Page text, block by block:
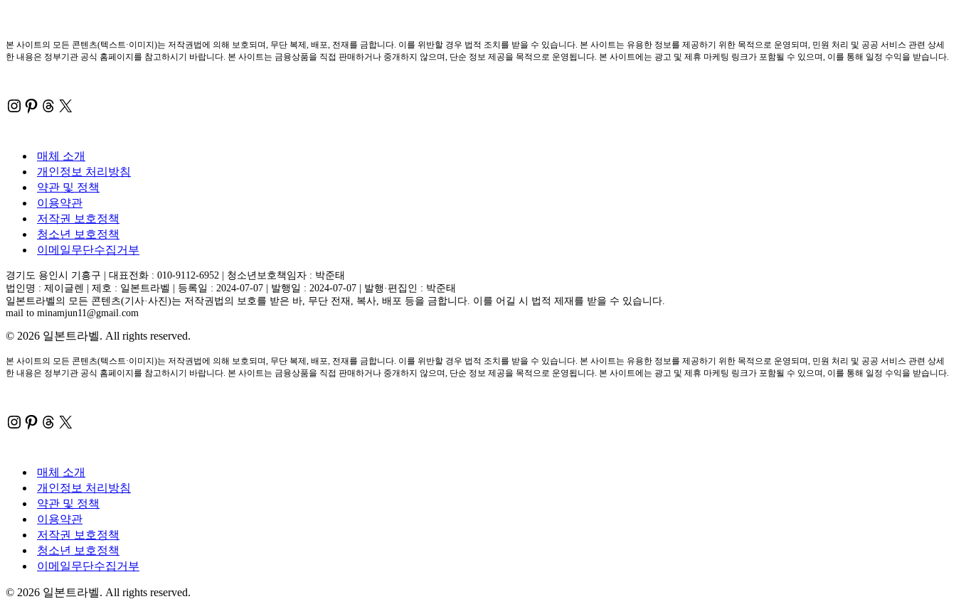
본 사이트의 모든 콘텐츠(텍스트·이미지)는 저작권법에 의해 보호되며, 무단 복제, 배포, 전재를 금합니다. 이를 위반할 경우 법적 조치를 받을 수 있습니다. 본 사이트는 유용한 정보를 제공하기 위한 목적으로 운영되며, 민원 처리 및 공공 서비스 관련 상세
한 내용은 정부기관 공식 홈페이지를 참고하시기 바랍니다. 본 사이트는 금융상품을 직접 판매하거나 중개하지 않으며, 단순 정보 제공을 목적으로 운영됩니다. 본 사이트에는 광고 및 제휴 마케팅 링크가 포함될 수 있으며, 이를 통해 일정 수익을 받습니다.
Instagram
Pinterest
Threads
X
매체 소개
개인정보 처리방침
약관 및 정책
이용약관
저작권 보호정책
청소년 보호정책
이메일무단수집거부
경기도 용인시 기흥구 | 대표전화 : 010-9112-6952 | 청소년보호책임자 : 박준태
법인명 : 제이글렌 | 제호 : 일본트라벨 | 등록일 : 2024-07-07 | 발행일 : 2024-07-07 | 발행·편집인 : 박준태
일본트라벨의 모든 콘텐츠(기사·사진)는 저작권법의 보호를 받은 바, 무단 전재, 복사, 배포 등을 금합니다. 이를 어길 시 법적 제재를 받을 수 있습니다.
mail to minamjun11@gmail.com
© 2026 일본트라벨. All rights reserved.
본 사이트의 모든 콘텐츠(텍스트·이미지)는 저작권법에 의해 보호되며, 무단 복제, 배포, 전재를 금합니다. 이를 위반할 경우 법적 조치를 받을 수 있습니다. 본 사이트는 유용한 정보를 제공하기 위한 목적으로 운영되며, 민원 처리 및 공공 서비스 관련 상세
한 내용은 정부기관 공식 홈페이지를 참고하시기 바랍니다. 본 사이트는 금융상품을 직접 판매하거나 중개하지 않으며, 단순 정보 제공을 목적으로 운영됩니다. 본 사이트에는 광고 및 제휴 마케팅 링크가 포함될 수 있으며, 이를 통해 일정 수익을 받습니다.
Instagram
Pinterest
Threads
X
매체 소개
개인정보 처리방침
약관 및 정책
이용약관
저작권 보호정책
청소년 보호정책
이메일무단수집거부
© 2026 일본트라벨. All rights reserved.